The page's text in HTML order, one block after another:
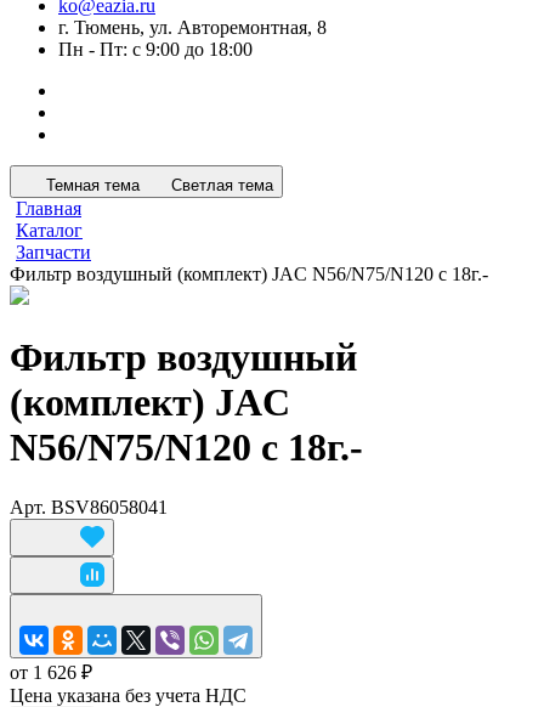
ko@eazia.ru
г. Тюмень, ул. Авторемонтная, 8
Пн - Пт: с 9:00 до 18:00
Темная тема Светлая тема
Главная
Каталог
Запчасти
Фильтр воздушный (комплект) JAC N56/N75/N120 с 18г.-
Фильтр воздушный
(комплект) JAC
N56/N75/N120 с 18г.-
Арт. BSV86058041
от 1 626 ₽
Цена указана без учета НДС